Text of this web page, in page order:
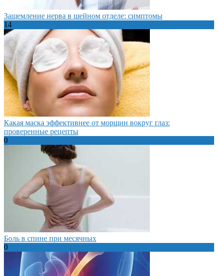
Защемление нерва в шейном отделе: симптомы
14
Какая маска эффективнее от морщин вокруг глаз:
проверенные рецепты
0
Боль в спине при месячных
0